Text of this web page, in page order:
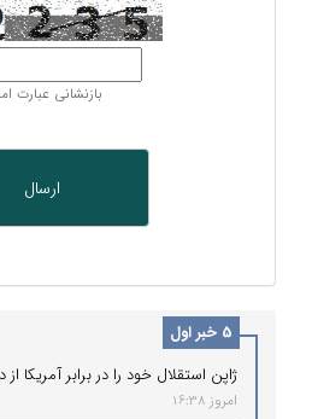
بازنشانی عبارت
5 خبر اول
ژاپن استقلال خود را در برابر آمریکا
امروز 16:38